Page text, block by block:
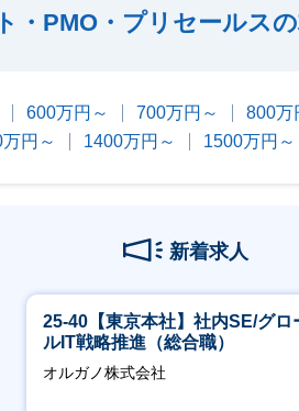
・PMO・プリセールス
600万円～ 700万円～ 800万
円～ 1400万円～ 1500万円～
新着求人
25-40【東京本社】社内SE/グロ
ルIT戦略推進（総合職）
オルガノ株式会社